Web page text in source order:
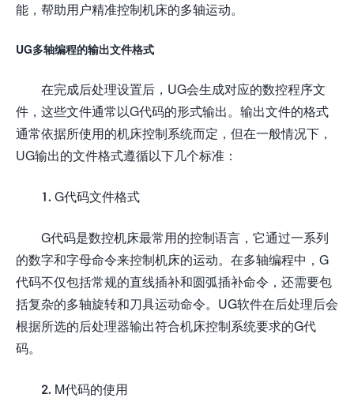
能，帮助用户精准控制机床的多轴运动。
UG多轴编程的输出文件格式
在完成后处理设置后，UG会生成对应的数控程序文
件，这些文件通常以G代码的形式输出。输出文件的格式
通常依据所使用的机床控制系统而定，但在一般情况下，
UG输出的文件格式遵循以下几个标准：
1. G代码文件格式
G代码是数控机床最常用的控制语言，它通过一系列
的数字和字母命令来控制机床的运动。在多轴编程中，G
代码不仅包括常规的直线插补和圆弧插补命令，还需要包
括复杂的多轴旋转和刀具运动命令。UG软件在后处理后会
根据所选的后处理器输出符合机床控制系统要求的G代
码。
2. M代码的使用